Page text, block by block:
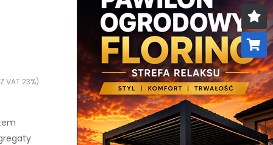
VAT 23%)